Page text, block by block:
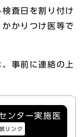
査日を割り付け
かりつけ医等で
事前に連絡の上
ンター実施医
リンク